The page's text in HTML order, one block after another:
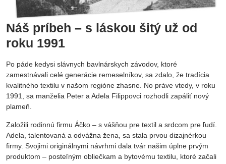
Náš príbeh – s láskou šitý už od
roku 1991
Po páde kedysi slávnych bavlnárskych závodov, ktoré
zamestnávali celé generácie remeselníkov, sa zdalo, že tradícia
kvalitného textilu v našom regióne zhasne. No práve vtedy, v roku
1991, sa manželia Peter a Adela Filippovci rozhodli zapáliť nový
plameň.
Založili rodinnú firmu Áčko – s vášňou pre textil a srdcom pre ľudí.
Adela, talentovaná a odvážna žena, sa stala prvou dizajnérkou
firmy. Svojimi originálnymi návrhmi dala tvár našim úplne prvým
produktom – posteľným obliečkam a bytovému textilu, ktoré začali